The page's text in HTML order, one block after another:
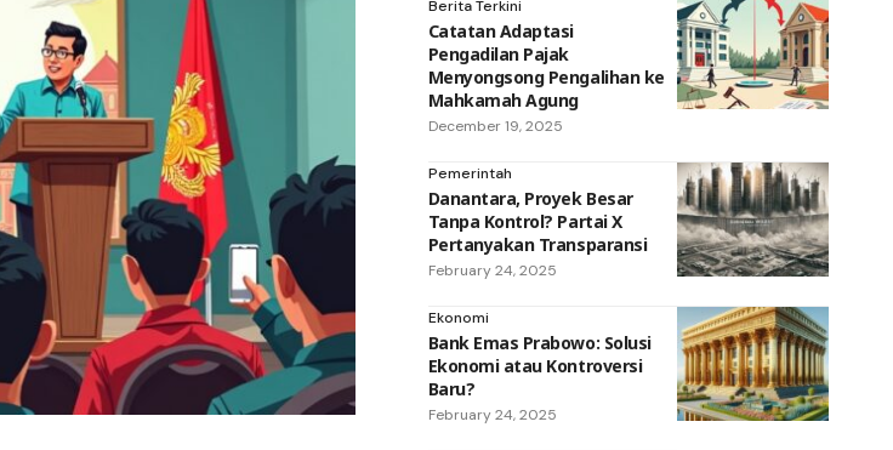
Berita Terkini
Catatan Adaptasi
Pengadilan Pajak
Menyongsong Pengalihan ke
Mahkamah Agung
December 19, 2025
Pemerintah
Danantara, Proyek Besar
Tanpa Kontrol? Partai X
Pertanyakan Transparansi
February 24, 2025
Ekonomi
Bank Emas Prabowo: Solusi
Ekonomi atau Kontroversi
Baru?
February 24, 2025